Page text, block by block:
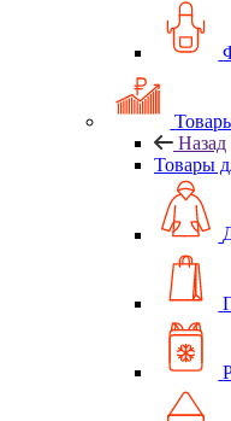
Назад
Товары